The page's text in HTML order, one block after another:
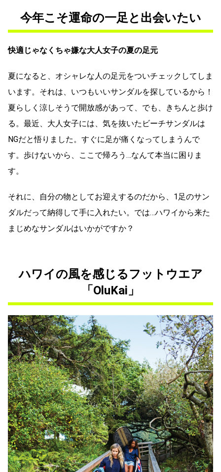
今年こそ運命の一足と出会いたい
快適じゃなくちゃ嫌な大人女子の夏の足元
夏になると、オシャレな人の足元をついチェックしてしま
います。それは、いつもいいサンダルを探しているから！
夏らしく涼しそうで開放感があって、でも、きちんと歩け
る。最近、大人女子には、気を抜いたビーチサンダルは
NGだと悟りました。すぐに足が痛くなってしまうんで
す。歩けないから、ここで帰ろう…なんて本当に困りま
す。
それに、自分の物としてお迎えするのだから、1足のサン
ダルだって納得して手に入れたい。では…ハワイから来た
まじめなサンダルはいかがですか？
ハワイの風を感じるフットウエア
「OluKai」